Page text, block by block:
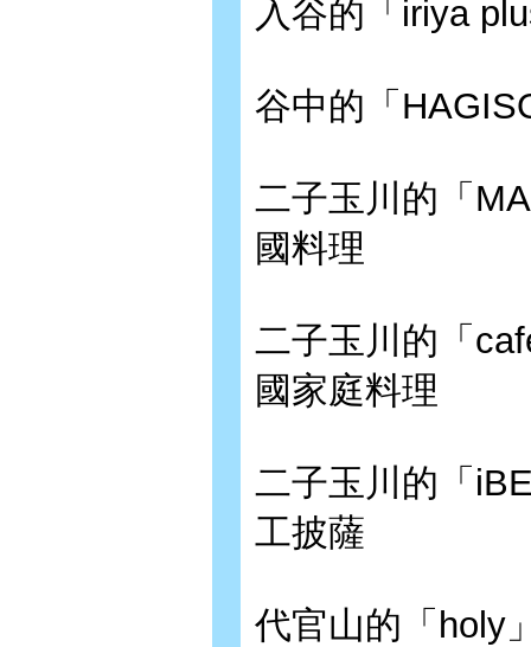
入谷的「iriya
谷中的「
二子玉川的「
國料理
二子玉川的「
國家庭料理
二子玉川的「
工披薩
代官山的「holy